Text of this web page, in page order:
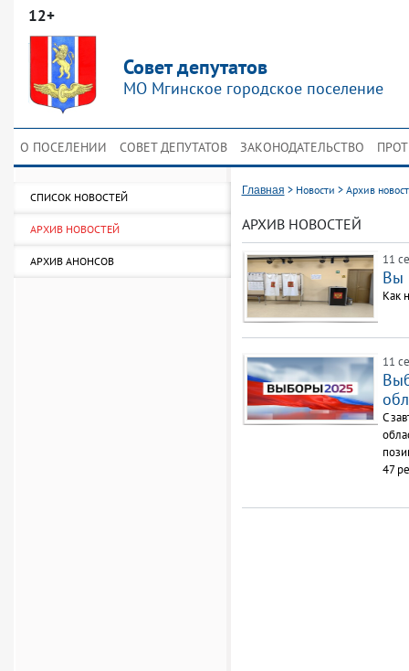
12+
Совет депутатов
МО Мгинское городское поселение
О ПОСЕЛЕНИИ СОВЕТ ДЕПУТАТОВ ЗАКОНОДАТЕЛЬСТВО
СПИСОК НОВОСТЕЙ
АРХИВ НОВОСТЕЙ
АРХИВ АНОНСОВ
Главная > Новости > Архив
АРХИВ НОВОСТЕЙ
11
Вы
Как
11
С
47